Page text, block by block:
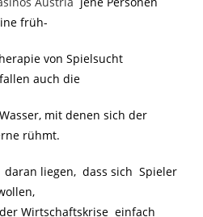
früh-
von Spielsucht
auch die
mit denen sich der
rühmt.
liegen, dass sich Spieler
Wirtschaftskrise einfach